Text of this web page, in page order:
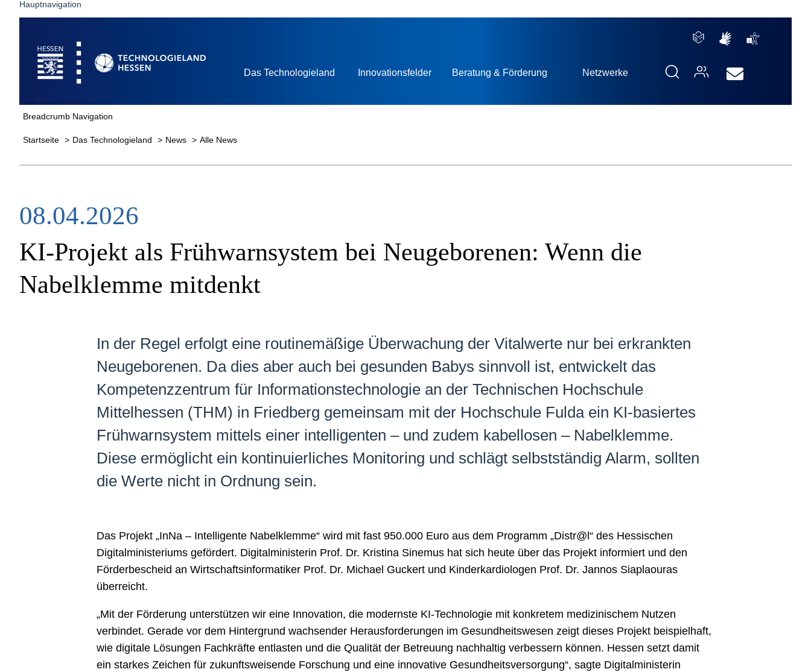
Hauptnavigation
Startseite
Das Technologieland Innovationsfelder Beratung & Förderung Netzwerke
Breadcrumb Navigation
Startseite Das Technologieland News Alle News
08.04.2026
KI-Projekt als Frühwarnsystem bei Neugeborenen: Wenn die
Nabelklemme mitdenkt
In der Regel erfolgt eine routinemäßige Überwachung der Vitalwerte nur bei erkrankten
Neugeborenen. Da dies aber auch bei gesunden Babys sinnvoll ist, entwickelt das
Kompetenzzentrum für Informationstechnologie an der Technischen Hochschule
Mittelhessen (THM) in Friedberg gemeinsam mit der Hochschule Fulda ein KI-basiertes
Frühwarnsystem mittels einer intelligenten – und zudem kabellosen – Nabelklemme.
Diese ermöglicht ein kontinuierliches Monitoring und schlägt selbstständig Alarm, sollten
die Werte nicht in Ordnung sein.
Das Projekt „InNa – Intelligente Nabelklemme“ wird mit fast 950.000 Euro aus dem Programm „Distr@l“ des Hessischen
Digitalministeriums gefördert. Digitalministerin Prof. Dr. Kristina Sinemus hat sich heute über das Projekt informiert und den
Förderbescheid an Wirtschaftsinformatiker Prof. Dr. Michael Guckert und Kinderkardiologen Prof. Dr. Jannos Siaplaouras
überreicht.
„Mit der Förderung unterstützen wir eine Innovation, die modernste KI-Technologie mit konkretem medizinischem Nutzen
verbindet. Gerade vor dem Hintergrund wachsender Herausforderungen im Gesundheitswesen zeigt dieses Projekt beispielhaft,
wie digitale Lösungen Fachkräfte entlasten und die Qualität der Betreuung nachhaltig verbessern können. Hessen setzt damit
ein starkes Zeichen für zukunftsweisende Forschung und eine innovative Gesundheitsversorgung“, sagte Digitalministerin